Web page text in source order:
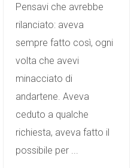
Pensavi che avrebbe
rilanciato: aveva
sempre fatto così, ogni
volta che avevi
minacciato di
andartene. Aveva
ceduto a qualche
richiesta, aveva fatto il
possibile per ...